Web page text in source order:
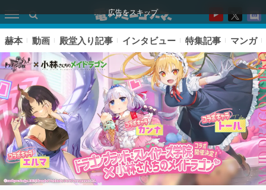
広告をスキップ
赫本 動画 殿堂入り記事 インタビュー 特集記事 マンガ